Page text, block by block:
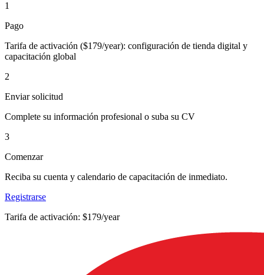
1
Pago
Tarifa de activación ($179/year): configuración de tienda digital y
capacitación global
2
Enviar solicitud
Complete su información profesional o suba su CV
3
Comenzar
Reciba su cuenta y calendario de capacitación de inmediato.
Registrarse
Tarifa de activación: $179/year